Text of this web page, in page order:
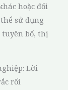
hoặc đối
sử dụng
bố, thị
Lời
rối